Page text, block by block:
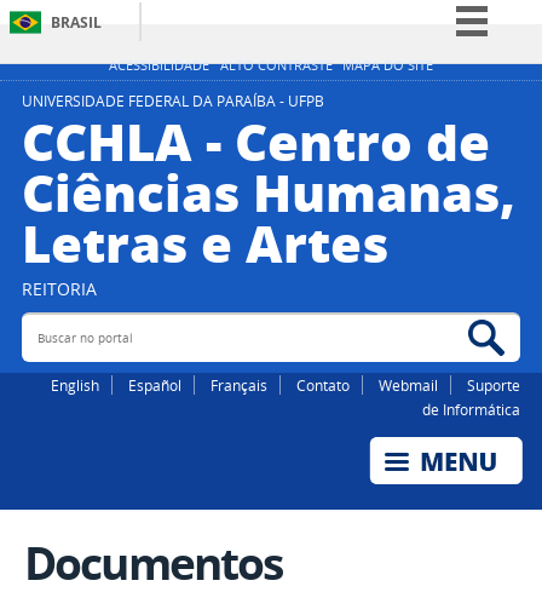
ACESSIBILIDADE ALTO CONTRASTE MAPA DO SITE
BRASIL
Simplifique!
Participe
Legislação
Canais
UNIVERSIDADE FEDERAL DA PARAÍBA - UFPB
CCHLA - Centro de
Ciências Humanas,
Letras e Artes
REITORIA
Buscar no portal
English Español Français Contato Webmail
Suporte
de Informática
Documentos